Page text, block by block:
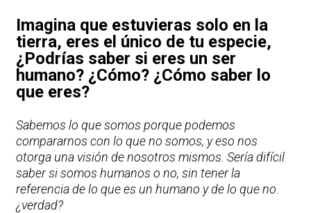
Imagina que estuvieras solo en la
tierra, eres el único de tu especie,
¿Podrías saber si eres un ser
humano? ¿Cómo? ¿Cómo saber lo
que eres?
Sabemos lo que somos porque podemos
compararnos con lo que no somos, y eso nos
otorga una visión de nosotros mismos. Sería difícil
saber si somos humanos o no, sin tener la
referencia de lo que es un humano y de lo que no.
¿verdad?